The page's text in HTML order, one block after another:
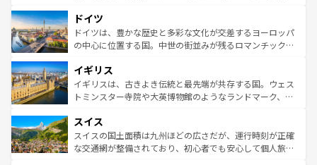
せる。地方によって風土や気候が異なるスペインはその個
性で訪れる人を魅了する。 なお、新着のスペイン情報は コ
ンテンツ一覧を参照してほしい。
で、幅広い魅力が詰まっている。華麗な宮殿、歴史的な大
聖堂、美しいビーチ、そして豊かな自然が、訪れる者を心
から魅了する。また、フランスは美食の国としても知ら
いる。シャンパンの発祥地であるランス、プロヴァンスの
香り高いラベンダー畑など、多彩な楽しみ方が可能だ。さ
らに、パリ以外の地域にも魅力が溢れており、どの街角に
れる地方に足を運ぶとそれぞれで全く異なる文化を体験で
きるだろう。 なお、新着のフランス情報はコンテンツ一覧
を参照してほしい。
ドイツ
ドイツは、豊かな歴史と多彩な文化が交差するヨーロッパ
の中心に位置する国。中世の街並みが残るロマンチック街
顔を持つこの国は、どこを歩いても飽きることがない。ベ
ルリンの文化的活気、バイエルン州のアルプスの絶景、そ
してライン川沿いのワイン畑といった風景は必見。ビール
は、お酒好きな人にはぜひ体験してほしい。 なお、新着の
ドイツ情報はコンテンツ一覧を参照してほしい。
イギリス
イギリスは、古きよき伝統と最先端が共存する国。ウェス
トミンスター寺院や大英博物館のようなランドマーク、歴
リアごとに異なる魅力がある。また、優雅なアフタヌーン
ティー、ビール好きにはたまらない英国パブ、サッカー観
戦など、本場だからこそできる体験も豊富。イギリスを旅
スイス
スイスの国土面積は九州ほどの広さだが、運行時刻が正確
な交通網が整備されており、初心者でも安心して個人旅行